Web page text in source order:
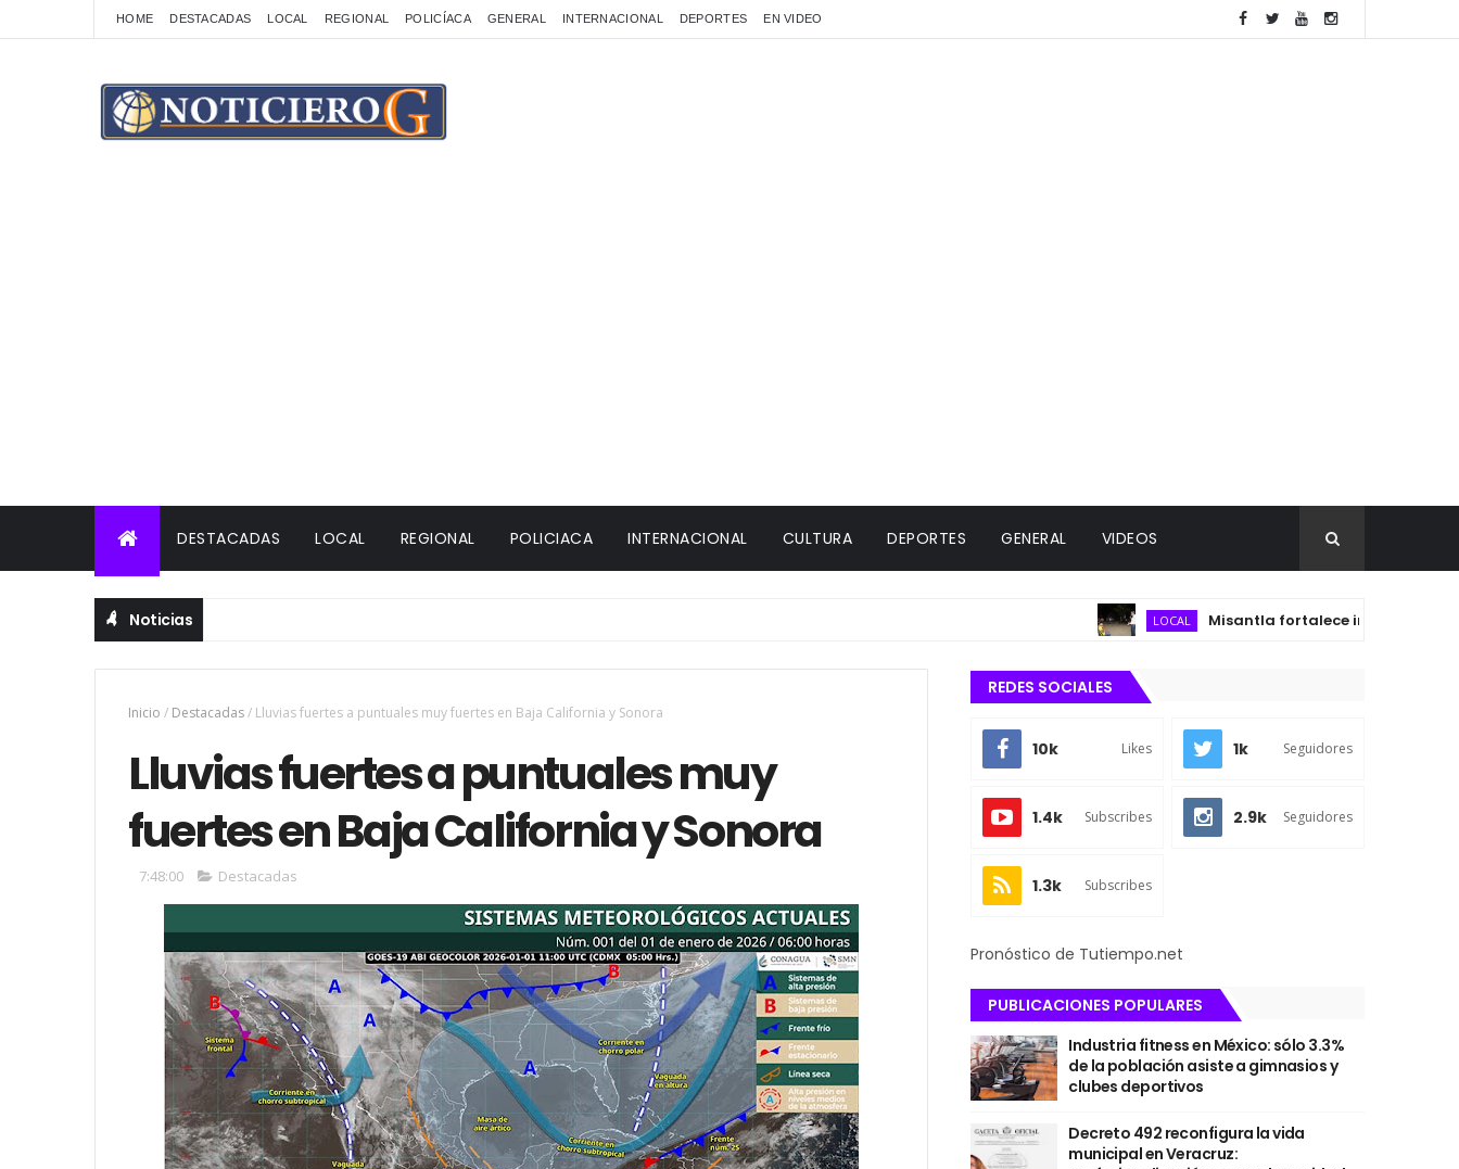
HOME DESTACADAS LOCAL REGIONAL POLICÍACA GENERAL INTERNACIONAL DEPORTES EN VIDEO
DESTACADAS LOCAL REGIONAL POLICIACA INTERNACIONAL CULTURA DEPORTES GENERAL VIDEOS
Noticias LOCAL Misantla fortalece infraestructura
Inicio / Destacadas/ Lluvias fuertes a puntuales muy fuertes en Baja California y Sonora
Lluvias fuertes a puntuales muy
fuertes en Baja California y Sonora
7:48:00 Destacadas
REDES SOCIALES
10k Likes 1k Seguidores
1.4k Subscribes 2.9k Seguidores
1.3k Subscribes
Pronóstico de Tutiempo.net
PUBLICACIONES POPULARES
Industria fitness en México: sólo 3.3%
de la población asiste a gimnasios y
clubes deportivos
Decreto 492 reconfigura la vida
municipal en Veracruz: